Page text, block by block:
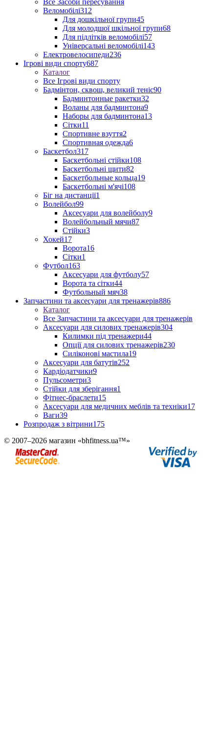
Все Засоби пересування
Веломобілі312
Для дошкільної групи45
Для молодшої шкільної групи68
Для підлітків веломобілі57
Універсальні веломобілі143
Електровелосипеди236
Ігрові види спорту687
Каталог
Все Ігрові види спорту
Бадмінтон, сквош, великий теніс90
Бадминтонные ракетки32
Воланы для бадминтона9
Наборы для бадминтона13
Сітки11
Спортивне взуття2
Спортивная одежда6
Баскетбол317
Баскетбольні стійки108
Баскетбольні щити82
Баскетбольные кольца19
Баскетбольні м'ячі108
Біг на дистанції1
Волейбол99
Аксесуари для волейболу9
Волейбольный мячи87
Стійки3
Хокей17
Ворота16
Сітки1
Футбол163
Аксесуари для футболу57
Ворота та сітки44
Футбольный мяч38
Запчастини та аксесуари для тренажерів886
Каталог
Все Запчастини та аксесуари для тренажерів
Аксесуари для силових тренажерів304
Килимки під тренажери44
Опції для силових тренажерів230
Силіконові мастила19
Аксесуари для батутів252
Кардіодатчики9
Пульсометри3
Стійки для зберігання1
Фітнес-браслети15
Аксесуари для медичних меблів та техніки17
Ваги39
Розпродаж з вітрини175
© 2007–2026 магазин «bhfitness.ua™»